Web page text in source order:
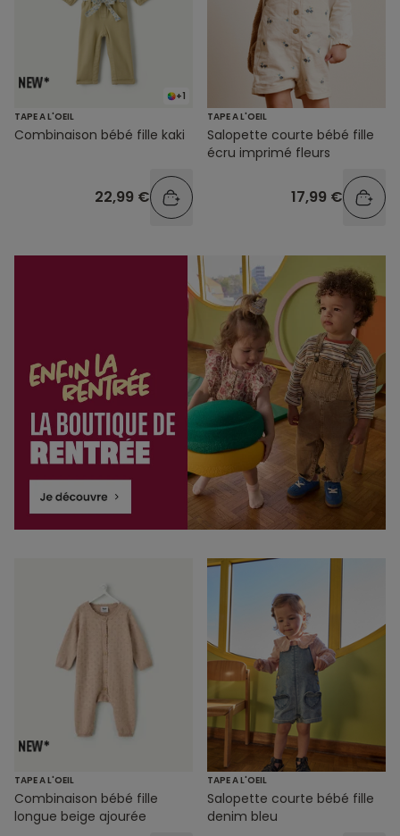
+1
TAPE A L'OEIL
Combinaison bébé fille kaki
22,99 €
TAPE A L'OEIL
Salopette courte bébé fille
écru imprimé fleurs
17,99 €
TAPE A L'OEIL
Combinaison bébé fille
longue beige ajourée
TAPE A L'OEIL
Salopette courte bébé fille
denim bleu